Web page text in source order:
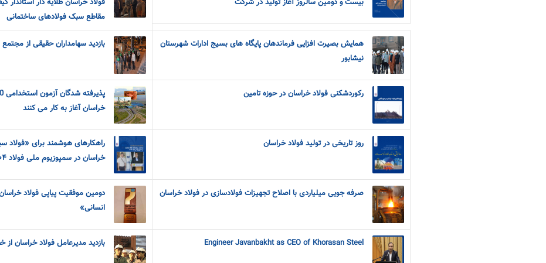
بیست و دومین سالروز آغاز تولید در شرکت
فولاد خراسان طلایه دار استاندار
مقاطع سبک فولادهای ساختمانی
همایش بصیرت افزایی فرماندهان پایگاه های بسیج ادارات شهرستان
نیشابور
بازدید سهامداران حقیقی از
رکوردشکنی فولاد خراسان در حوزه تامین
خراسان آغاز به کار می کنند
روز تاریخی در تولید فولاد خراسان
راهکارهای هوشمند برای
خراسان در سمپوزیوم ملی فولاد ۱۴۰۴
صرفه جویی میلیاردی با اصلاح تجهیزات فولادسازی در فولاد خراسان
دومین موفقیت پیاپی فولاد
انسانی»
Engineer Javanbakht as CEO of Khorasan Steel بازدید مدیرعامل فولاد خراسان